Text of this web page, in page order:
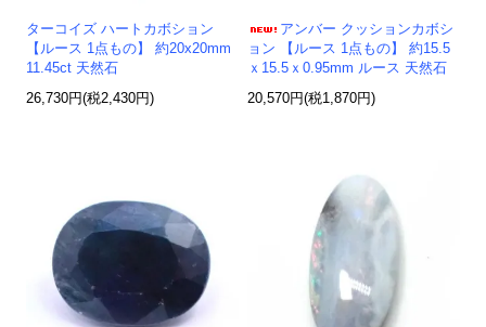
ターコイズ ハートカボション
【ルース 1点もの】 約20x20mm
11.45ct 天然石
26,730円(税2,430円)
アンバー クッションカボシ
ョン 【ルース 1点もの】 約15.5
ｘ15.5ｘ0.95mm ルース 天然石
20,570円(税1,870円)